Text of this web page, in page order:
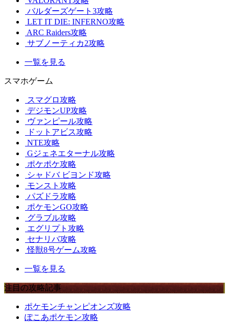
バルダーズゲート3攻略
LET IT DIE: INFERNO攻略
ARC Raiders攻略
サブノーティカ2攻略
一覧を見る
スマホゲーム
スマグロ攻略
デジモンUP攻略
ヴァンピール攻略
ドットアビス攻略
NTE攻略
Gジェネエターナル攻略
ポケポケ攻略
シャドバ ビヨンド攻略
モンスト攻略
パズドラ攻略
ポケモンGO攻略
グラブル攻略
エグリプト攻略
セナリバ攻略
怪獣8号ゲーム攻略
一覧を見る
注目の攻略記事
ポケモンチャンピオンズ攻略
ぽこあポケモン攻略